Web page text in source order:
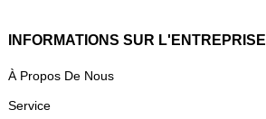
INFORMATIONS SUR L'ENTREPRISE
À Propos De Nous
Service